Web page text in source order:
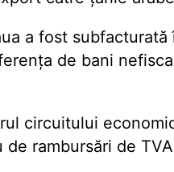
a fost
de bani
circuitului
rambursări de